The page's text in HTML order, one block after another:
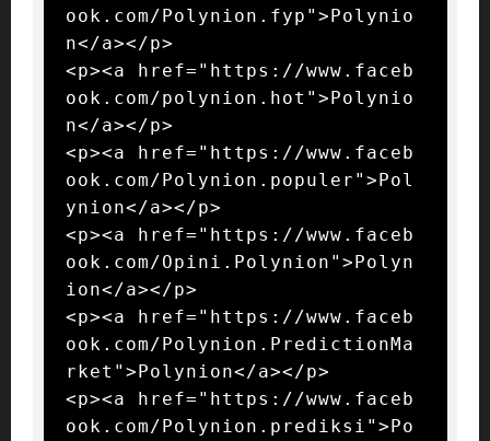
ook.com/Polynion.fyp">Polynio
n</a></p>
<p><a href="https://www.faceb
ook.com/polynion.hot">Polynio
n</a></p>
<p><a href="https://www.faceb
ook.com/Polynion.populer">Pol
ynion</a></p>
<p><a href="https://www.faceb
ook.com/Opini.Polynion">Polyn
ion</a></p>
<p><a href="https://www.faceb
ook.com/Polynion.PredictionMa
rket">Polynion</a></p>
<p><a href="https://www.faceb
ook.com/Polynion.prediksi">Po